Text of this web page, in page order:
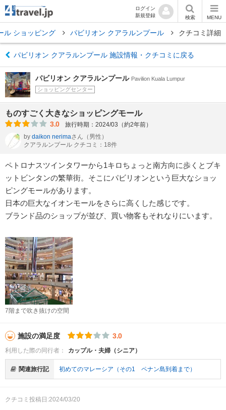
ログイン
新規登録
検索 MENU
ル ショッピング パビリオン クアラルンプール クチコミ詳細
パビリオン クアラルンプール 施設情報・クチコミに戻る
パビリオン クアラルンプール Pavilion Kuala Lumpur
ショッピングセンター
ものすごく大きなショッピングモール
3.0
旅行時期：2024/03（約2年前）
by daikon nerimaさん （男性）
クアラルンプール クチコミ：18件
ペトロナスツインタワーから1キロちょっと南方向に歩くとブキ
ットビンタンの繁華街。そこにパビリオンという巨大なショッ
ピングモールがあります。
日本の巨大なイオンモールをさらに高くした感じです。
ブランド品のショップが並び、買い物客もそれなりにいます。
7階まで吹き抜けの空間
施設の満足度 3.0
利用した際の同行者： カップル・夫婦（シニア）
関連旅行記 初めてのマレーシア（その1 ペナン島到着まで）
クチコミ投稿日:2024/03/20